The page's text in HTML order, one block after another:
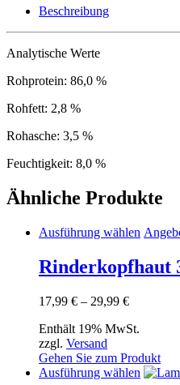
Beschreibung
Analytische Werte
Rohprotein: 86,0 %
Rohfett: 2,8 %
Rohasche: 3,5 %
Feuchtigkeit: 8,0 %
Ähnliche Produkte
Ausführung wählen Dieses
weist
auf
der
Rinderkopfhaut
17,99 € – 29,99 €
bis
Enthält 19% MwSt.
zzgl. Versand
Gehen Sie zum Produkt
Ausführung wählen Dieses